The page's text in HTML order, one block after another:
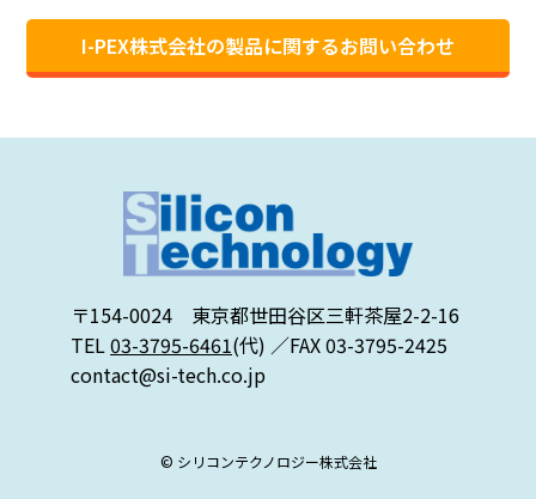
I-PEX株式会社の製品に関するお問い合わせ
〒154-0024 東京都世田谷区三軒茶屋2-2-16
TEL03-3795-6461(代) ／FAX 03-3795-2425
contact@si-tech.co.jp
© シリコンテクノロジー株式会社